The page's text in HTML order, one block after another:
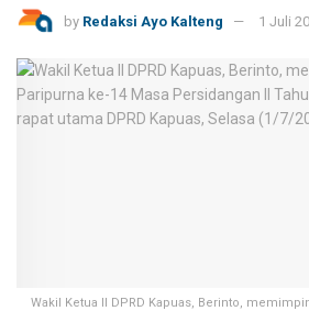
by Redaksi Ayo Kalteng 1 Juli
Wakil Ketua II DPRD Kapuas, Berinto,